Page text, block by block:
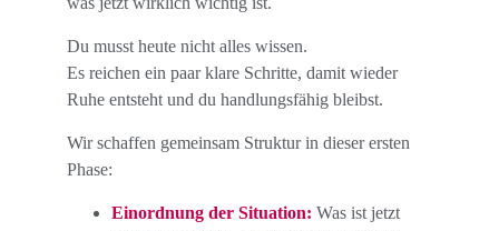
Du musst heute nicht alles wissen.
Es reichen ein paar klare Schritte, damit wieder
Ruhe entsteht und du handlungsfähig bleibst.
Wir schaffen gemeinsam Struktur in dieser ersten
Phase:
Einordnung der Situation: Was ist jetzt